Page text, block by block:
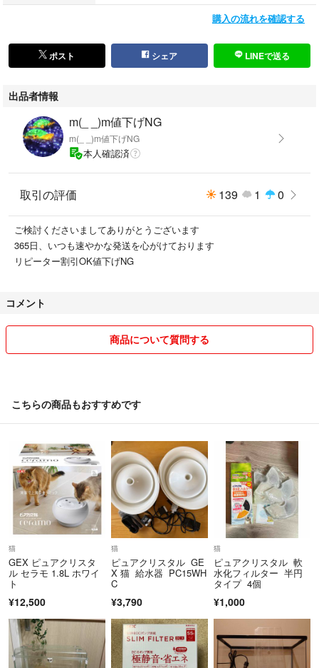
★発送日数は念のため長めに設定しておりますが大体は1.2日で発送して
購入の流れを確認する
ポスト シェア LINEで送る
出品者情報
m(_ _)m値下げNG
m(_ _)m値下げNG
本人確認済
取引の評価 139 1 0
ご検討くださいましてありがとうございます
365日、いつも速やかな発送を心がけております
リピーター割引OK値下げNG
コメント
商品について質問する
こちらの商品もおすすめです
猫
GEX ピュアクリスタ
ル セラモ 1.8L ホワイ
ト
¥12,500
猫
ピュアクリスタル GE
X 猫 給水器 PC15WH
C
¥3,790
猫
ピュアクリスタル 軟
水化フィルター 半円
タイプ 4個
¥1,000